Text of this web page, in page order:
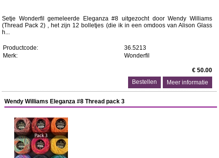
Setje Wonderfil gemeleerde Eleganza #8 uitgezocht door Wendy Williams
(Thread Pack 2) , het zijn 12 bolletjes (die ik in een omdoos van Alison Glass
h...
Productcode:
36.5213
Merk:
Wonderfil
€ 50.00
Meer informatie
Wendy Williams Eleganza #8 Thread pack 3